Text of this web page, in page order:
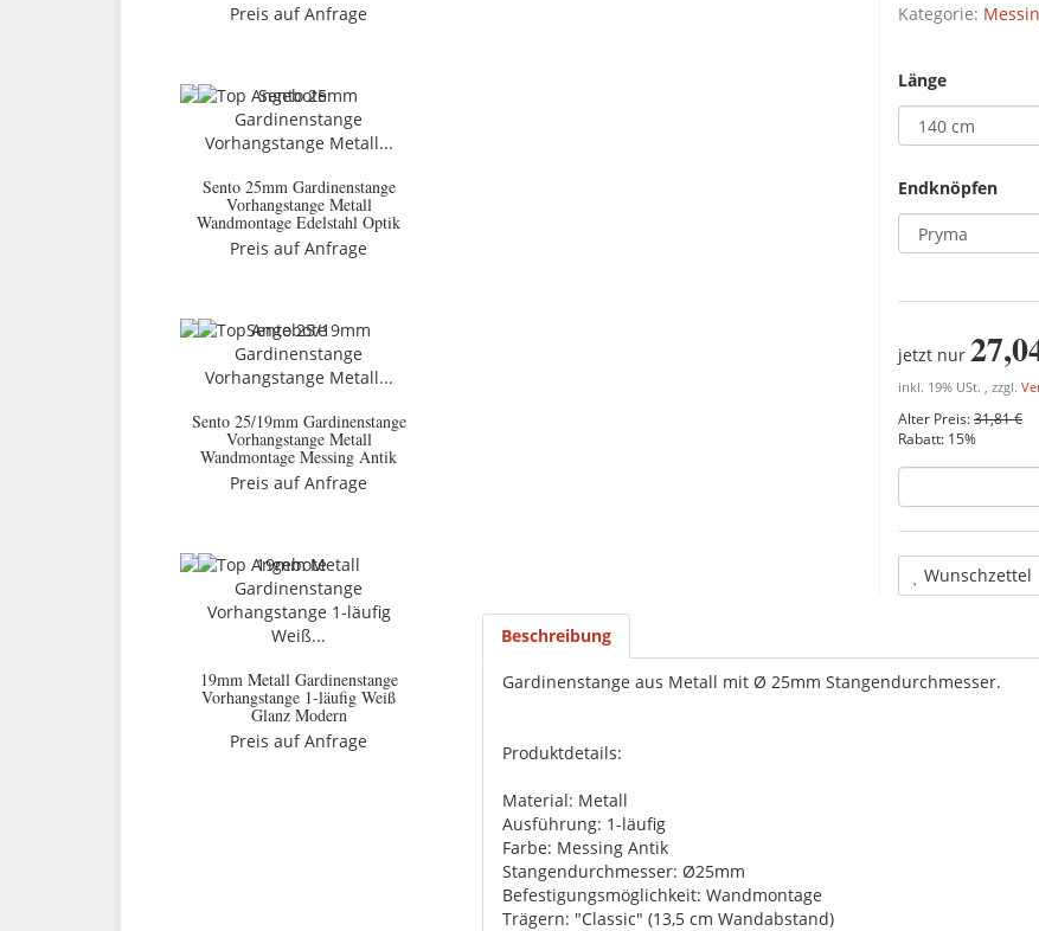
Kategorie:
Länge
Endknöpfen
jetzt nur
inkl. 19% USt. , zzgl.
Alter Preis:31,81 €
Rabatt: 15%
Wunschzettel
Beschreibung
Gardinenstange aus Metall mit Ø 25mm Stangendurchmesser.
Produktdetails:
Material: Metall
Ausführung: 1-läufig
Farbe: Messing Antik
Stangendurchmesser: Ø25mm
Befestigungsmöglichkeit: Wandmontage
Trägern: "Classic" (13,5 cm Wandabstand)
Preis auf Anfrage
Sento 25mm Gardinenstange
Vorhangstange Metall
Wandmontage Edelstahl Optik
Preis auf Anfrage
Sento 25/19mm Gardinenstange
Vorhangstange Metall
Wandmontage Messing Antik
Preis auf Anfrage
19mm Metall Gardinenstange
Vorhangstange 1-läufig Weiß
Glanz Modern
Preis auf Anfrage